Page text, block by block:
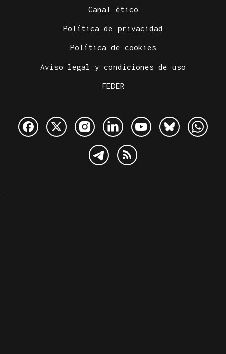
Canal ético
Política de privacidad
Política de cookies
Aviso legal y condiciones de uso
FEDER